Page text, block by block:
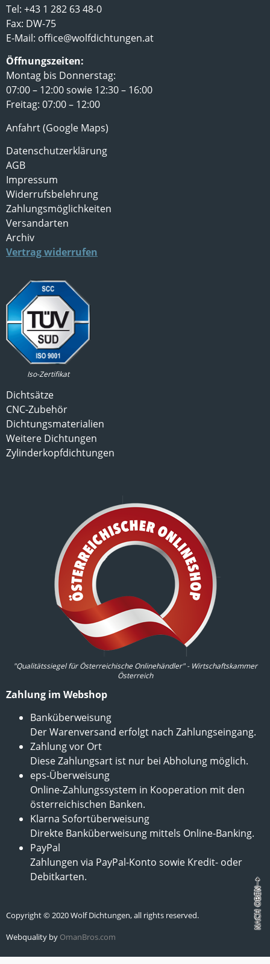
Tel: +43 1 282 63 48-0
Fax: DW-75
E-Mail: office@wolfdichtungen.at
Öffnungszeiten:
Montag bis Donnerstag:
07:00 – 12:00 sowie 12:30 – 16:00
Freitag: 07:00 – 12:00
Anfahrt (Google Maps)
Datenschutzerklärung
AGB
Impressum
Widerrufsbelehrung
Zahlungsmöglichkeiten
Versandarten
Archiv
Vertrag widerrufen
Iso-Zertifikat
Dichtsätze
CNC-Zubehör
Dichtungsmaterialien
Weitere Dichtungen
Zylinderkopfdichtungen
"Qualitätssiegel für Österreichische Onlinehändler" - Wirtschaftskammer
Österreich
Zahlung im Webshop
Banküberweisung
Der Warenversand erfolgt nach Zahlungseingang.
Zahlung vor Ort
Diese Zahlungsart ist nur bei Abholung möglich.
eps-Überweisung
Online-Zahlungssystem in Kooperation mit den
österreichischen Banken.
Klarna Sofortüberweisung
Direkte Banküberweisung mittels Online-Banking.
PayPal
Zahlungen via PayPal-Konto sowie Kredit- oder
Debitkarten.
Copyright © 2020 Wolf Dichtungen, all rights reserved.
Webquality by OmanBros.com